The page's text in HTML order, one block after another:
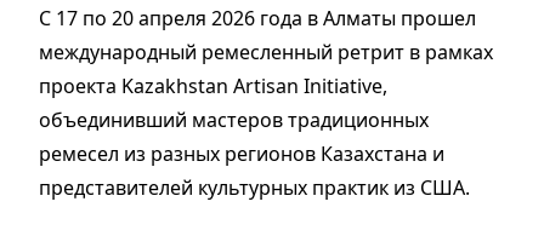
С 17 по 20 апреля 2026 года в Алматы прошел
международный ремесленный ретрит в рамках
проекта Kazakhstan Artisan Initiative,
объединивший мастеров традиционных
ремесел из разных регионов Казахстана и
представителей культурных практик из США.